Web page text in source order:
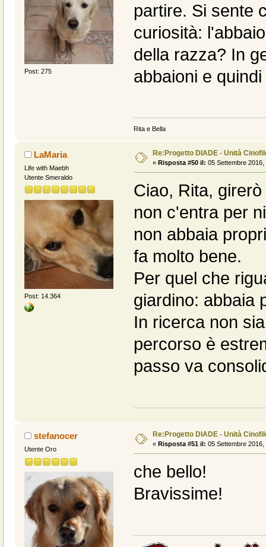
Post: 275
partire. Si sente
curiosità:
della razza? In
abbaioni e
Rita e Bella
LaMaria
Life with Maebh
Utente Smeraldo
Post: 14.364
Re:Progetto DIADE - Unità
« Risposta #50 il: 05 Settembre 2016,
Ciao, Rita,
non c'entra per
non abbaia
fa molto bene.
Per quel che
giardino: abbaia
In ricerca non
percorso è
passo va
stefanocer
Utente Oro
Re:Progetto DIADE - Unità
« Risposta #51 il: 05 Settembre 2016,
che bello!
Bravissime!